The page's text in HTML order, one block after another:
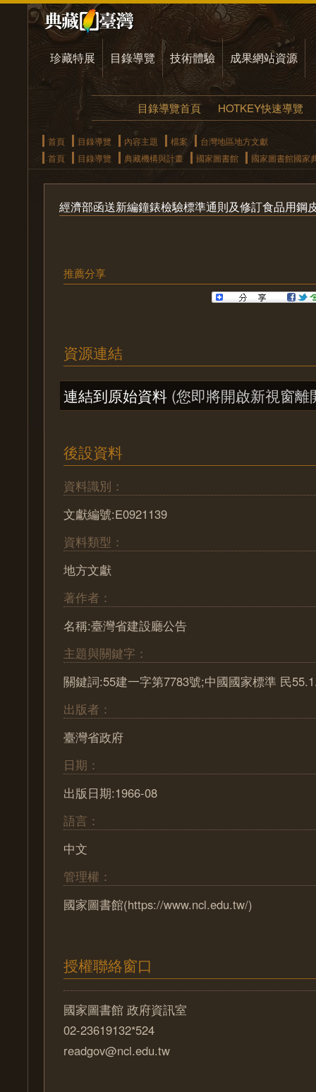
珍藏特展 目錄導覽 技術體驗 成果網站資源
目錄導覽首頁 HOTKEY快速導覽
首頁 目錄導覽 內容主題 檔案
台灣地區地方文獻
首頁
目錄導覽 典藏機構與計畫 國家圖書館 國家圖書館國家
經濟部函送新編鐘錶檢驗標準通則及修訂食品用鋼
推薦分享
資源連結
連結到原始資料 (您即將開啟新視窗離
後設資料
資料識別：
文獻編號:E0921139
資料類型：
地方文獻
著作者：
名稱:臺灣省建設廳公告
主題與關鍵字：
關鍵詞:55建一字第7783號;中國國家標準 民
出版者：
臺灣省政府
日期：
出版日期:1966-08
語言：
中文
管理權：
國家圖書館(https://www.ncl.edu.tw/)
授權聯絡窗口
國家圖書館 政府資訊室
02-23619132*524
readgov@ncl.edu.tw